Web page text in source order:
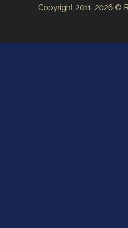
Copyright 2011-2026 ©